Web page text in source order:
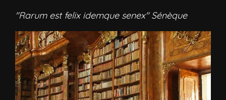
"Rarum est felix idemque senex" Sénèque